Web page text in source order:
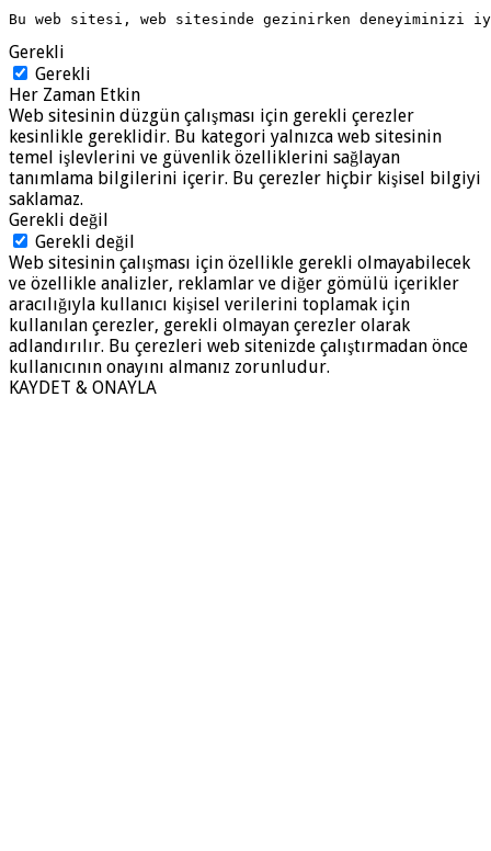
Bu web sitesi, web sitesinde gezinirken deneyiminizi
Gerekli
Gerekli
Her Zaman Etkin
Web sitesinin düzgün çalışması için gerekli çerezler
kesinlikle gereklidir. Bu kategori yalnızca web sitesinin
temel işlevlerini ve güvenlik özelliklerini sağlayan
tanımlama bilgilerini içerir. Bu çerezler hiçbir kişisel bilgiyi
saklamaz.
Gerekli değil
Gerekli değil
Web sitesinin çalışması için özellikle gerekli olmayabilecek
ve özellikle analizler, reklamlar ve diğer gömülü içerikler
aracılığıyla kullanıcı kişisel verilerini toplamak için
kullanılan çerezler, gerekli olmayan çerezler olarak
adlandırılır. Bu çerezleri web sitenizde çalıştırmadan önce
kullanıcının onayını almanız zorunludur.
KAYDET & ONAYLA